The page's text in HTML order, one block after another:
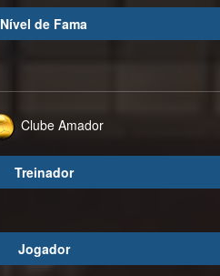
Nível de Fama
Clube Amador
Treinador
Jogador